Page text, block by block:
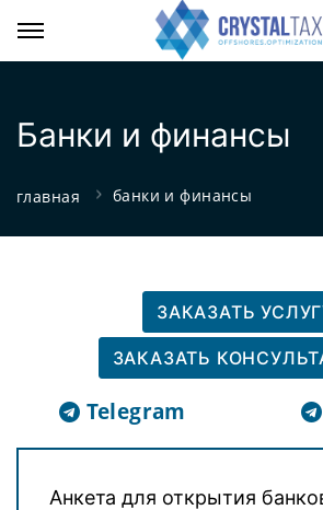
Банки и финансы
главная банки и финансы
ЗАКАЗАТЬ
ЗАКАЗАТЬ
Telegram
Анкета для открытия